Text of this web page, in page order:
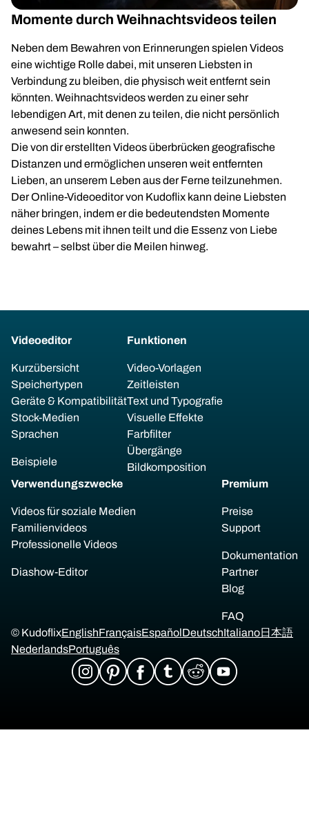
Momente durch Weihnachtsvideos teilen
Neben dem Bewahren von Erinnerungen spielen Videos
eine wichtige Rolle dabei, mit unseren Liebsten in
Verbindung zu bleiben, die physisch weit entfernt sein
könnten. Weihnachtsvideos werden zu einer sehr
lebendigen Art, mit denen zu teilen, die nicht persönlich
anwesend sein konnten.
Die von dir erstellten Videos überbrücken geografische
Distanzen und ermöglichen unseren weit entfernten
Lieben, an unserem Leben aus der Ferne teilzunehmen.
Der Online-Videoeditor von Kudoflix kann deine Liebsten
näher bringen, indem er die bedeutendsten Momente
deines Lebens mit ihnen teilt und die Essenz von Liebe
bewahrt – selbst über die Meilen hinweg.
Videoeditor
Kurzübersicht
Speichertypen
Geräte & Kompatibilität
Stock-Medien
Sprachen
Beispiele
Funktionen
Video-Vorlagen
Zeitleisten
Text und Typografie
Visuelle Effekte
Farbfilter
Übergänge
Bildkomposition
Verwendungszwecke
Videos für soziale Medien
Familienvideos
Professionelle Videos
Diashow-Editor
Premium
Preise
Support
Dokumentation
Partner
Blog
FAQ
© KudoflixEnglishFrançaisEspañolDeutschItaliano日本語
NederlandsPortuguês